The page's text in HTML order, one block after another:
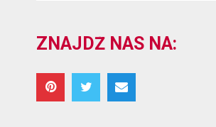
ZNAJDŹ NAS NA: